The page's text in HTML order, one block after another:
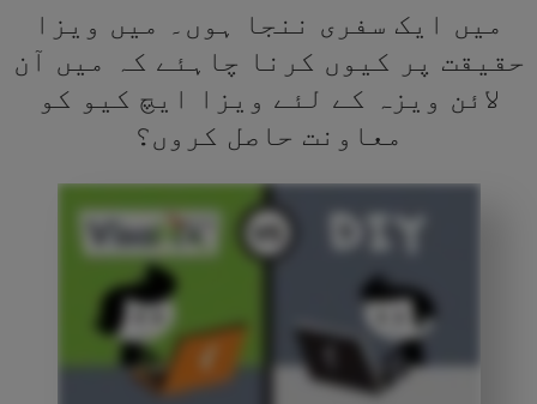
میں ایک سفری ننجا ہوں۔ میں ویزا
حقیقت پر کیوں کرنا چاہئے کہ میں آن
لائن ویزہ کے لئے ویزا ایچ کیو کو
معاونت حاصل کروں؟